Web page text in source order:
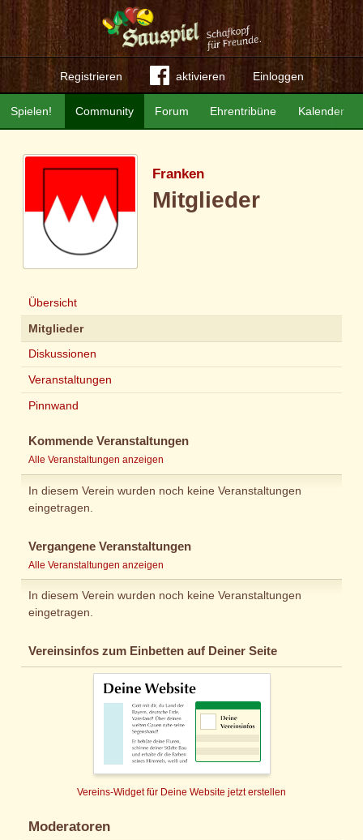
Registrieren aktivieren Einloggen
Community Forum Ehrentribüne Kalender
Spielen!
Franken
Mitglieder
Übersicht
Mitglieder
Diskussionen
Veranstaltungen
Pinnwand
Kommende Veranstaltungen
Alle Veranstaltungen anzeigen
In diesem Verein wurden noch keine Veranstaltungen
eingetragen.
Vergangene Veranstaltungen
Alle Veranstaltungen anzeigen
In diesem Verein wurden noch keine Veranstaltungen
eingetragen.
Vereinsinfos zum Einbetten auf Deiner Seite
Vereins-Widget für Deine Website jetzt erstellen
Moderatoren